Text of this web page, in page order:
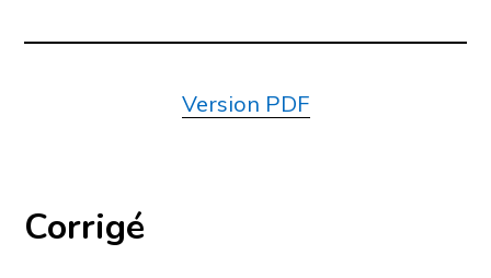
Version PDF
Corrigé